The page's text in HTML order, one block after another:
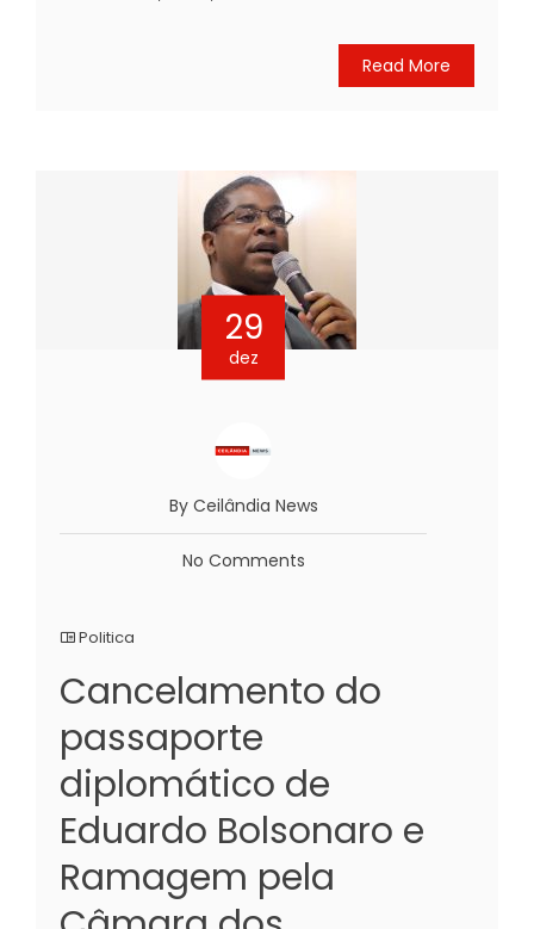
Read More
29
dez
By Ceilândia News
No Comments
Politica
Cancelamento do
passaporte
diplomático de
Eduardo Bolsonaro e
Ramagem pela